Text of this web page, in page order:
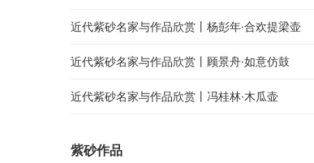
近代紫砂名家与作品欣赏丨杨彭年·合欢提梁壶
近代紫砂名家与作品欣赏丨顾景舟·如意仿鼓
近代紫砂名家与作品欣赏丨冯桂林·木瓜壶
紫砂作品